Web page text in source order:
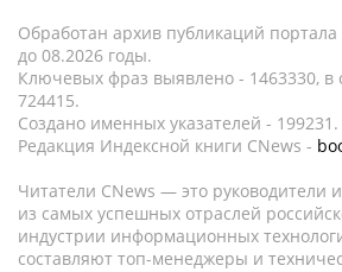
Обработан архив публикаций портала
до 08.2026 годы.
Ключевых фраз выявлено - 1463330, в
724415.
Создано именных указателей - 199231.
Редакция Индексной книги CNews -
Читатели CNews — это руководители
из самых успешных отраслей
индустрии информационных
составляют топ-менеджеры и